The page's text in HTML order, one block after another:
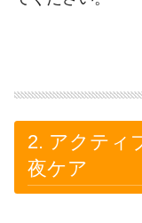
2. アクティ
夜ケア